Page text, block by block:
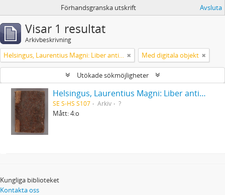
Förhandsgranska utskrift Avsluta
Visar 1 resultat
Arkivbeskrivning
Helsingus, Laurentius Magni: Liber antiphonarius Med digitala objekt
Utökade sökmöjligheter
Helsingus, Laurentius Magni: Liber antiphonarius
SE S-HS S107 Arkiv ?
Mått: 4:o
Kungliga biblioteket
Kontakta oss